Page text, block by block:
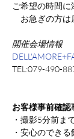
ご希望の時間に
お急ぎの方は
開催会場情報
TEL:079-490-
お客様事前確認
・撮影5分前ま
・安心のでき